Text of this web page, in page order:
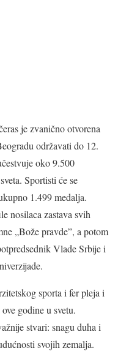
je zvanično otvorena
održavati do 12.
oko 9.500
Sportisti će se
1.499 medalja.
nosilaca zastava svih
„Bože pravde”, a potom
Vlade Srbije i
sporta i fer pleja i
godine u svetu.
stvari: snagu duha i
svojih zemalja.